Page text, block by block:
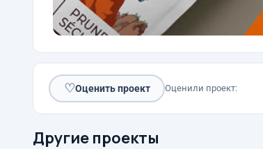
♡Оценить проект Оценили проект:
Другие проекты